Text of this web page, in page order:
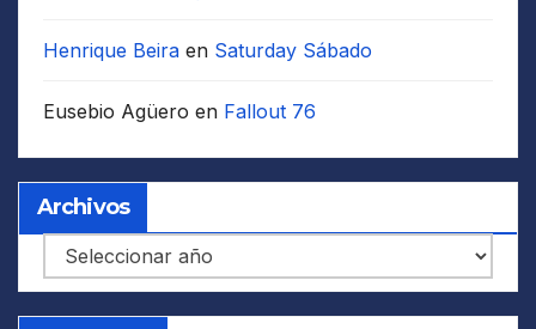
Henrique Beira en Saturday Sábado
Eusebio Agüero en Fallout 76
Archivos
Archivos